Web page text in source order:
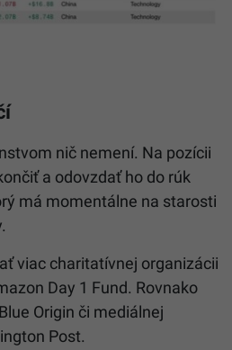
nič nemení. Na pozícii
a odovzdať ho do rúk
má momentálne na starosti
viac charitatívnej organizácii
Day 1 Fund. Rovnako
Origin či mediálnej
Post.